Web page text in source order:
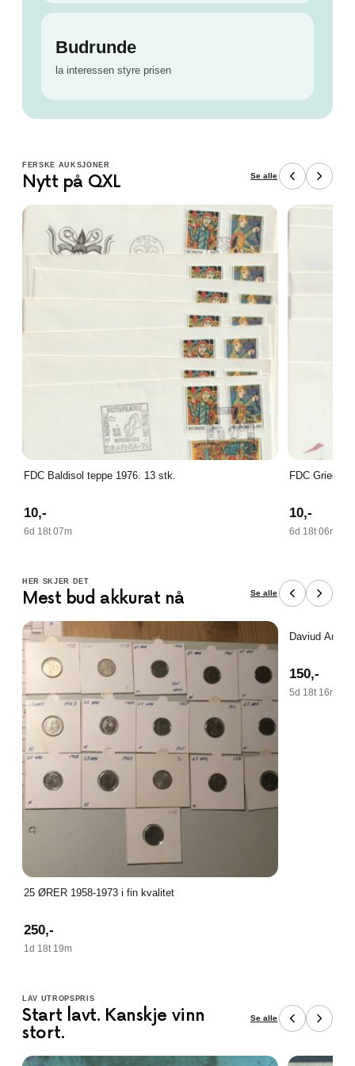
Budrunde
la interessen styre prisen
FERSKE AUKSJONER
Nytt på QXL Se alle
FDC Baldisol teppe 1976. 13 stk.
10,-
6d 18t 07m
FDC Grieg
10,-
6d 18t 06m
HER SKJER DET
Mest bud akkurat nå Se alle
25 ØRER 1958-1973 i fin kvalitet
250,-
1d 18t 19m
Daviud
150,-
5d 18t 16m
LAV UTROPSPRIS
Start lavt. Kanskje vinn
stort.
Se alle